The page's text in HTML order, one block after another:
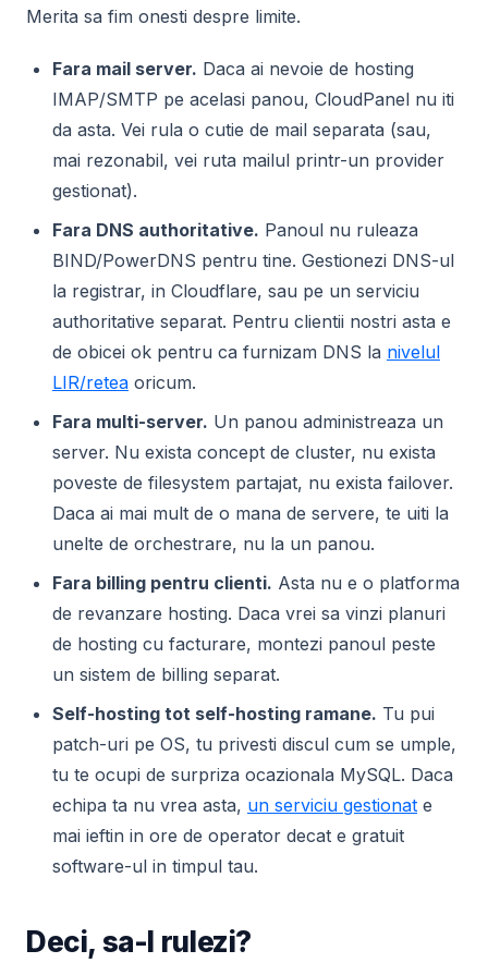
Merita sa fim onesti despre limite.
Fara mail server. Daca ai nevoie de hosting
IMAP/SMTP pe acelasi panou, CloudPanel nu iti
da asta. Vei rula o cutie de mail separata (sau,
mai rezonabil, vei ruta mailul printr-un provider
gestionat).
Fara DNS authoritative. Panoul nu ruleaza
BIND/PowerDNS pentru tine. Gestionezi DNS-ul
la registrar, in Cloudflare, sau pe un serviciu
authoritative separat. Pentru clientii nostri asta e
de obicei ok pentru ca furnizam DNS la nivelul
LIR/retea oricum.
Fara multi-server. Un panou administreaza un
server. Nu exista concept de cluster, nu exista
poveste de filesystem partajat, nu exista failover.
Daca ai mai mult de o mana de servere, te uiti la
unelte de orchestrare, nu la un panou.
Fara billing pentru clienti. Asta nu e o platforma
de revanzare hosting. Daca vrei sa vinzi planuri
de hosting cu facturare, montezi panoul peste
un sistem de billing separat.
Self-hosting tot self-hosting ramane. Tu pui
patch-uri pe OS, tu privesti discul cum se umple,
tu te ocupi de surpriza ocazionala MySQL. Daca
echipa ta nu vrea asta, un serviciu gestionat e
mai ieftin in ore de operator decat e gratuit
software-ul in timpul tau.
Deci, sa-l rulezi?